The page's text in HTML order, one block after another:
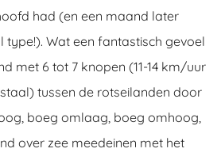
had (en een maand later
type!). Wat een fantastisch gevoel
met 6 tot 7 knopen (11-14 km/uur
tussen de rotseilanden door
boeg omlaag, boeg omhoog,
over zee meedeinen met het